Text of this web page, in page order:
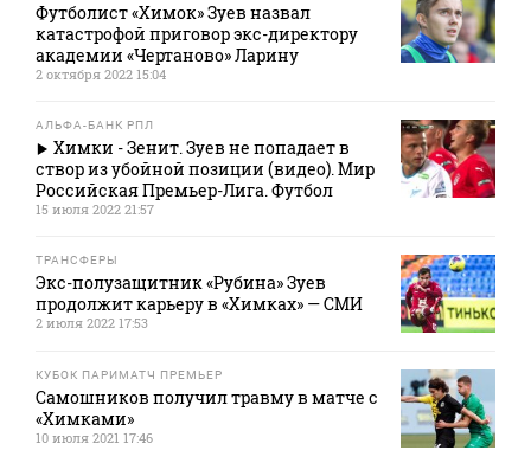
Футболист «Химок» Зуев назвал
катастрофой приговор экс-директору
академии «Чертаново» Ларину
2 октября 2022 15:04
АЛЬФА-БАНК РПЛ
Химки - Зенит. Зуев не попадает в
створ из убойной позиции (видео). Мир
Российская Премьер-Лига. Футбол
15 июля 2022 21:57
ТРАНСФЕРЫ
Экс-полузащитник «Рубина» Зуев
продолжит карьеру в «Химках» — СМИ
2 июля 2022 17:53
КУБОК ПАРИМАТЧ ПРЕМЬЕР
Самошников получил травму в матче с
«Химками»
10 июля 2021 17:46